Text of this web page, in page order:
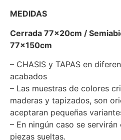
MEDIDAS
Cerrada 77x20cm /
77x150cm
– CHASIS y TAPAS en
acabados
– Las muestras de colores
maderas y tapizados, son
aceptaran pequeñas
– En ningún caso se
piezas sueltas.